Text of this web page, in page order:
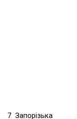
7 Запорізька